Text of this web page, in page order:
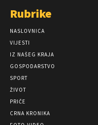
Rubrike
NASLOVNICA
VIJESTI
IZ NAŠEG KRAJA
GOSPODARSTVO
SPORT
ŽIVOT
PRIČE
CRNA KRONIKA